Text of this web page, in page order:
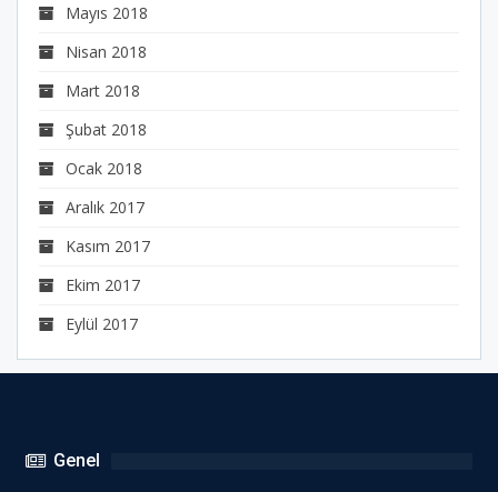
Mayıs 2018
Nisan 2018
Mart 2018
Şubat 2018
Ocak 2018
Aralık 2017
Kasım 2017
Ekim 2017
Eylül 2017
Genel